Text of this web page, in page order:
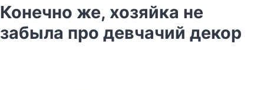
Конечно же, хозяйка не
забыла про девчачий декор